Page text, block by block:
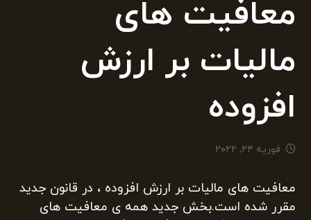
معافیت های
مالیات بر ارزش
افزوده
فوریه ۲۴, ۲۰۲۲
معافیت های مالیات بر ارزش افزوده ، در قانون جدید
مقرر شده است.بخش جدید همه ی معافیت های